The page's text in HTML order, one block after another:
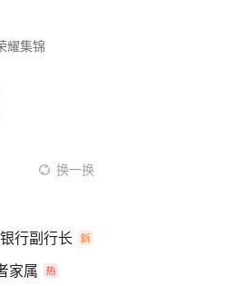
耀集锦
换一换
行副行长
家属